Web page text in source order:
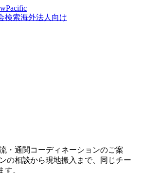
検索海外法人向け
・通関コーディネーションのご案
の相談から現地搬入まで、同じチー
す。